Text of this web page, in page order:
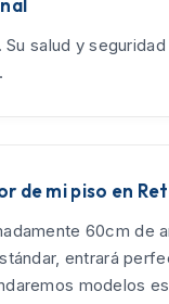
salud y
de mi piso en
60cm de
entrará
modelos